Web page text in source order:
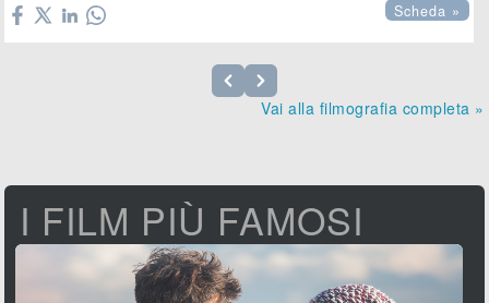
Scheda »
Vai alla filmografia completa »
I FILM PIÙ FAMOSI